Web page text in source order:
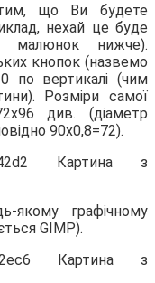
що Ви будете
нехай це буде
малюнок нижче).
кнопок (назвемо
по вертикалі (чим
Розміри самої
див. (діаметр
90х0,8=72).
якому графічному
GIMP).